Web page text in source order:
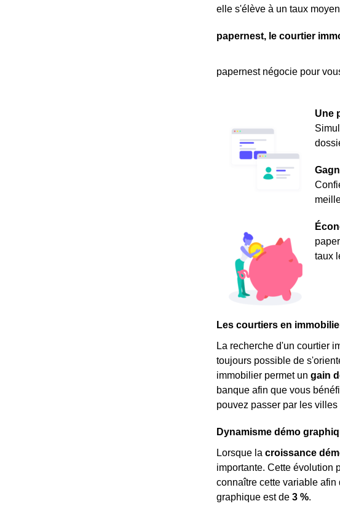
elle s'élève à un taux
papernest, le courtier
papernest négocie pour
Une
taux
Les courtiers en
La recherche d'un courtier
toujours possible de
immobilier permet un gain
banque afin que vous
pouvez passer par les villes
Dynamisme démo
Lorsque la croissance
importante. Cette évolution
connaître cette variable afin
graphique est de 3 %.